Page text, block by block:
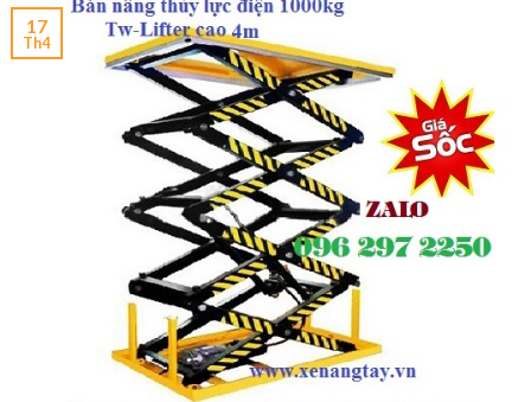
17
Th4